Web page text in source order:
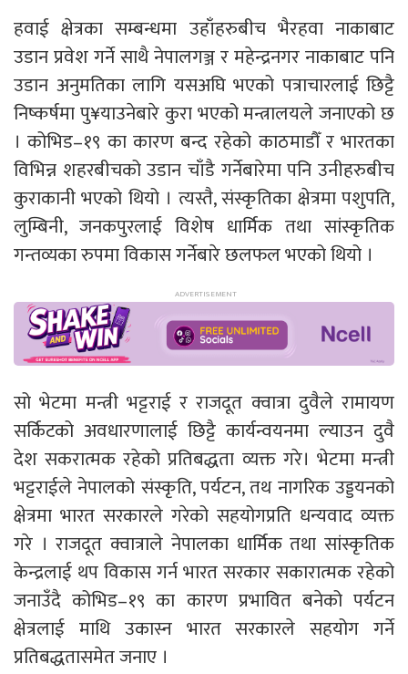
हवाई क्षेत्रका सम्बन्धमा उहाँहरुबीच भैरहवा नाकाबाट
उडान प्रवेश गर्ने साथै नेपालगञ्ज र महेन्द्रनगर नाकाबाट पनि
उडान अनुमतिका लागि यसअघि भएको पत्राचारलाई छिट्टै
निष्कर्षमा पु¥याउनेबारे कुरा भएको मन्त्रालयले जनाएको छ
। कोभिड–१९ का कारण बन्द रहेको काठमाडौँ र भारतका
विभिन्न शहरबीचको उडान चाँडै गर्नेबारेमा पनि उनीहरुबीच
कुराकानी भएको थियो । त्यस्तै, संस्कृतिका क्षेत्रमा पशुपति,
लुम्बिनी, जनकपुरलाई विशेष धार्मिक तथा सांस्कृतिक
गन्तव्यका रुपमा विकास गर्नेबारे छलफल भएको थियो ।
सो भेटमा मन्त्री भट्टराई र राजदूत क्वात्रा दुवैले रामायण
सर्किटको अवधारणालाई छिट्टै कार्यन्वयनमा ल्याउन दुवै
देश सकरात्मक रहेको प्रतिबद्धता व्यक्त गरे। भेटमा मन्त्री
भट्टराईले नेपालको संस्कृति, पर्यटन, तथ नागरिक उड्डयनको
क्षेत्रमा भारत सरकारले गरेको सहयोगप्रति धन्यवाद व्यक्त
गरे । राजदूत क्वात्राले नेपालका धार्मिक तथा सांस्कृतिक
केन्द्रलाई थप विकास गर्न भारत सरकार सकारात्मक रहेको
जनाउँदै कोभिड–१९ का कारण प्रभावित बनेको पर्यटन
क्षेत्रलाई माथि उकास्न भारत सरकारले सहयोग गर्ने
प्रतिबद्धतासमेत जनाए ।